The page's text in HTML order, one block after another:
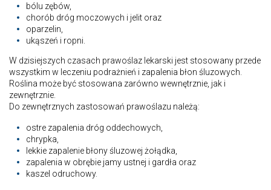
bólu zębów,
chorób dróg moczowych i jelit oraz
oparzelin,
ukąszeń i ropni.
W dzisiejszych czasach prawoślaz lekarski jest stosowany przede
wszystkim w leczeniu podrażnień i zapalenia błon śluzowych.
Roślina może być stosowana zarówno wewnętrznie, jak i
zewnętrznie.
Do zewnętrznych zastosowań prawoślazu należą:
ostre zapalenia dróg oddechowych,
chrypka,
lekkie zapalenie błony śluzowej żołądka,
zapalenia w obrębie jamy ustnej i gardła oraz
kaszel odruchowy.